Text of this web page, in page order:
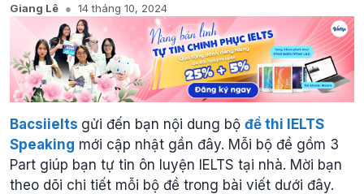
Giang Lê 14 tháng 10, 2024
Bacsiielts gửi đến bạn nội dung bộ đề thi IELTS
Speaking mới cập nhật gần đây. Mỗi bộ đề gồm 3
Part giúp bạn tự tin ôn luyện IELTS tại nhà. Mời bạn
theo dõi chi tiết mỗi bộ đề trong bài viết dưới đây.